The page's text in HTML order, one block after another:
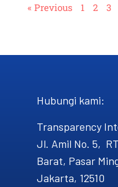
« Previous 1 2 3
Hubungi kami​:
Transparency
Jl. Amil No. 5,
Barat, Pasar
Jakarta, 12510